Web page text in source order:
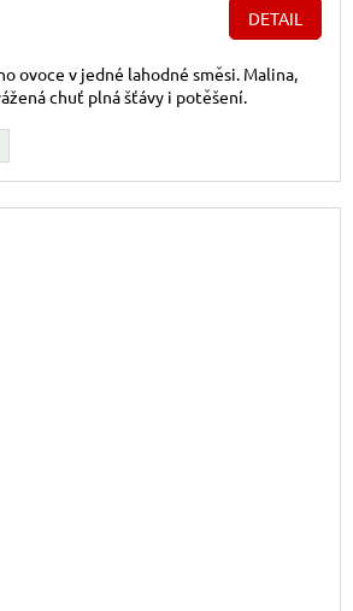
DETAIL
ovoce v jedné lahodné směsi. Malina,
chuť plná šťávy i potěšení.